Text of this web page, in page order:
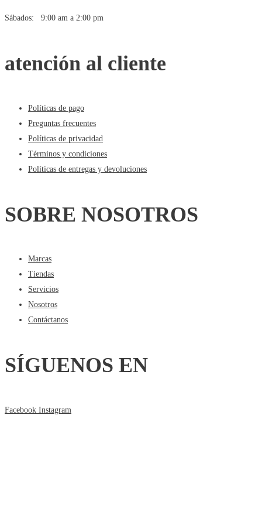
Sábados: 9:00 am a 2:00 pm
atención al cliente
Políticas de pago
Preguntas frecuentes
Políticas de privacidad
Términos y condiciones
Políticas de entregas y devoluciones
SOBRE NOSOTROS
Marcas
Tiendas
Servicios
Nosotros
Contáctanos
SÍGUENOS EN
Facebook Instagram